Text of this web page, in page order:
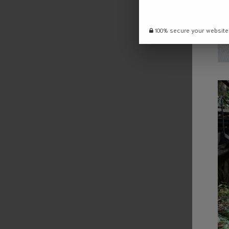
100% secure your website.